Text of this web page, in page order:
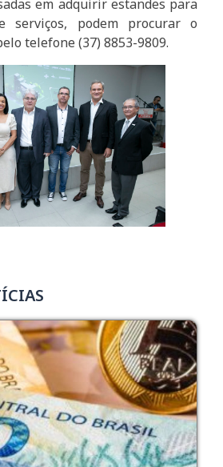
em adquirir estandes para
serviços, podem procurar o
telefone (37) 8853-9809.